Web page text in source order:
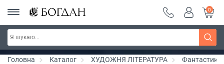
РОЗПРОДАЖ ~ 150 грн ~ 200 грн ~ 250 грн ~
300 грн ~ РОЗПРОДАЖ
Дізнатись більше
0
Головна Каталог ХУДОЖНЯ ЛІТЕРАТУРА Фантастика